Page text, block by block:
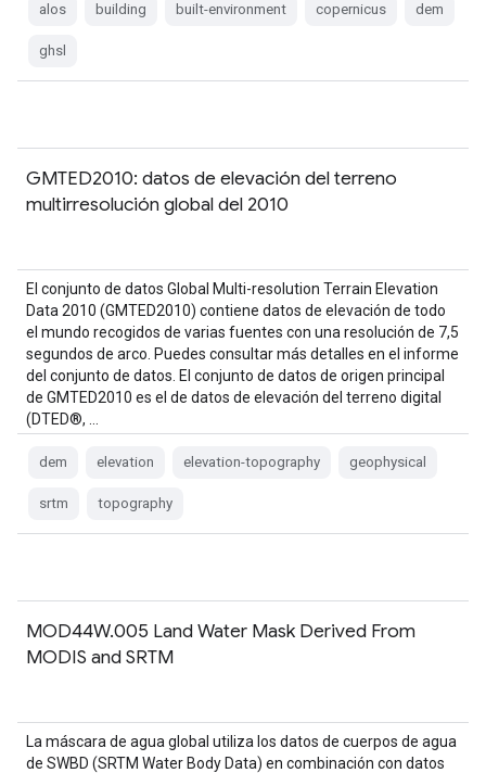
alos building built-environment copernicus dem
ghsl
GMTED2010: datos de elevación del terreno
multirresolución global del 2010
El conjunto de datos Global Multi-resolution Terrain Elevation
Data 2010 (GMTED2010) contiene datos de elevación de todo
el mundo recogidos de varias fuentes con una resolución de 7,5
segundos de arco. Puedes consultar más detalles en el informe
del conjunto de datos. El conjunto de datos de origen principal
de GMTED2010 es el de datos de elevación del terreno digital
(DTED®, …
dem elevation elevation-topography geophysical
srtm topography
MOD44W.005 Land Water Mask Derived From
MODIS and SRTM
La máscara de agua global utiliza los datos de cuerpos de agua
de SWBD (SRTM Water Body Data) en combinación con datos